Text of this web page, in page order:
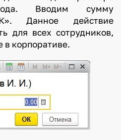
Вводим сумму
Данное действие
для всех сотрудников,
в корпоративе.